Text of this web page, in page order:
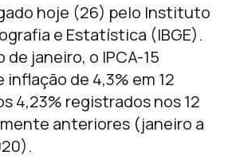
hoje (26) pelo Instituto
e Estatística (IBGE).
janeiro, o IPCA-15
de 4,3% em 12
4,23% registrados nos 12
anteriores (janeiro a